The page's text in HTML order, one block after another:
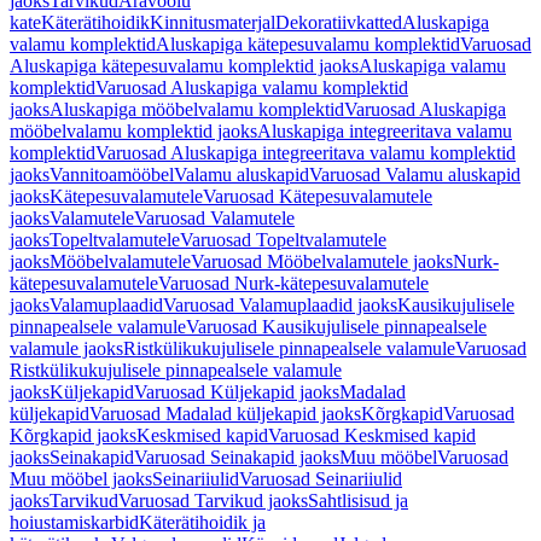
kateKäterätihoidikKinnitusmaterjalDekoratiivkattedAluskapiga
valamu komplektidAluskapiga kätepesuvalamu komplektidVaruosad
Aluskapiga kätepesuvalamu komplektid jaoksAluskapiga valamu
komplektidVaruosad Aluskapiga valamu komplektid
jaoksAluskapiga mööbelvalamu komplektidVaruosad Aluskapiga
mööbelvalamu komplektid jaoksAluskapiga integreeritava valamu
komplektidVaruosad Aluskapiga integreeritava valamu komplektid
jaoksVannitoamööbelValamu aluskapidVaruosad Valamu aluskapid
jaoksKätepesuvalamuteleVaruosad Kätepesuvalamutele
jaoksValamuteleVaruosad Valamutele
jaoksTopeltvalamuteleVaruosad Topeltvalamutele
jaoksMööbelvalamuteleVaruosad Mööbelvalamutele jaoksNurk-
kätepesuvalamuteleVaruosad Nurk-kätepesuvalamutele
jaoksValamuplaadidVaruosad Valamuplaadid jaoksKausikujulisele
pinnapealsele valamuleVaruosad Kausikujulisele pinnapealsele
valamule jaoksRistkülikukujulisele pinnapealsele valamuleVaruosad
Ristkülikukujulisele pinnapealsele valamule
jaoksKüljekapidVaruosad Küljekapid jaoksMadalad
küljekapidVaruosad Madalad küljekapid jaoksKõrgkapidVaruosad
Kõrgkapid jaoksKeskmised kapidVaruosad Keskmised kapid
jaoksSeinakapidVaruosad Seinakapid jaoksMuu mööbelVaruosad
Muu mööbel jaoksSeinariiulidVaruosad Seinariiulid
jaoksTarvikudVaruosad Tarvikud jaoksSahtlisisud ja
hoiustamiskarbidKäterätihoidik ja